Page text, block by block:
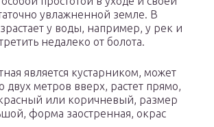
увлажненной земле. В
у воды, например, у рек и
недалеко от болота.
является кустарником, может
двух метров вверх, растет прямо,
или коричневый, размер
форма заостренная, окрас